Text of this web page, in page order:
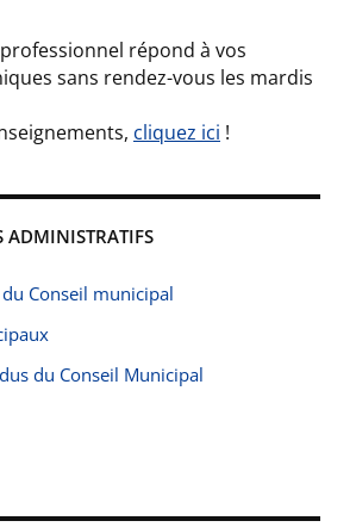
répond à vos
sans rendez-vous les mardis
cliquez ici !
ADMINISTRATIFS
Conseil municipal
du Conseil Municipal